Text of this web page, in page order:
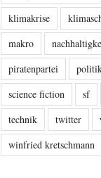
klimakrise
makro
piratenpartei
science fiction
sf
technik
twitter
winfried kretschmann